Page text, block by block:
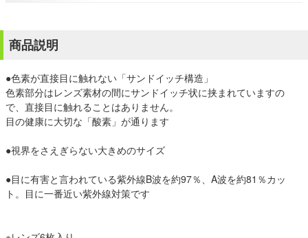
商品説明
●色素が直接目に触れない「サンドイッチ構造」
色素部分はレンズ素材の間にサンドイッチ状に挟まれていますの
で、直接目に触れることはありません。
目の健康に大切な「酸素」が通ります
●視界をさえぎらない大きめのサイズ
●目に有害と言われている紫外線B波を約97％、A波を約81％カッ
ト。目に一番近い紫外線対策です